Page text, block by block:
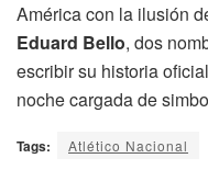
América con la ilusión
Eduard Bello, dos
escribir su historia
noche cargada de
Tags: Atlético Nacional